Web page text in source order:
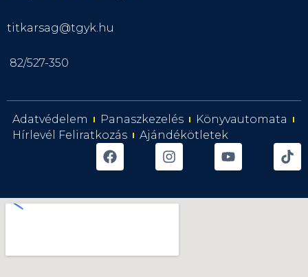
titkarsag@tgyk.hu
82/527-350
Adatvédelem Panaszkezelés
Könyvautomata
Hírlevél Feliratkozás
Ajándékötletek